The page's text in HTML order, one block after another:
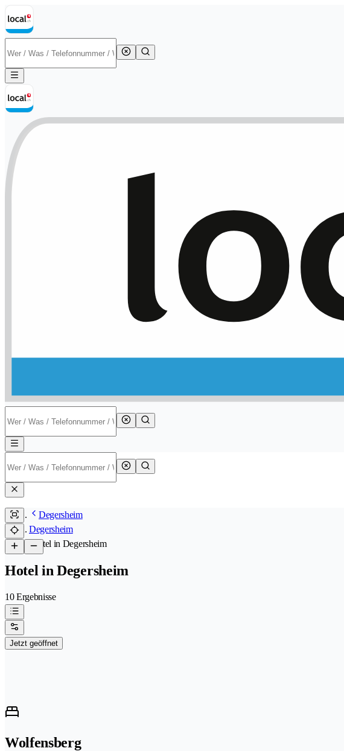
Degersheim
Degersheim
/Hotel in Degersheim
Hotel in Degersheim
10 Ergebnisse
Jetzt geöffnet
Wolfensberg